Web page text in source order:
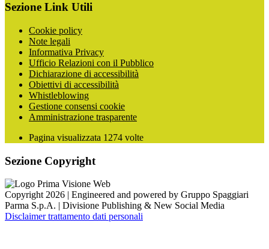
Sezione Link Utili
Cookie policy
Note legali
Informativa Privacy
Ufficio Relazioni con il Pubblico
Dichiarazione di accessibilità
Obiettivi di accessibilità
Whistleblowing
Gestione consensi cookie
Amministrazione trasparente
Pagina visualizzata 1274 volte
Sezione Copyright
Copyright 2026 | Engineered and powered by Gruppo Spaggiari
Parma S.p.A. | Divisione Publishing & New Social Media
Disclaimer trattamento dati personali